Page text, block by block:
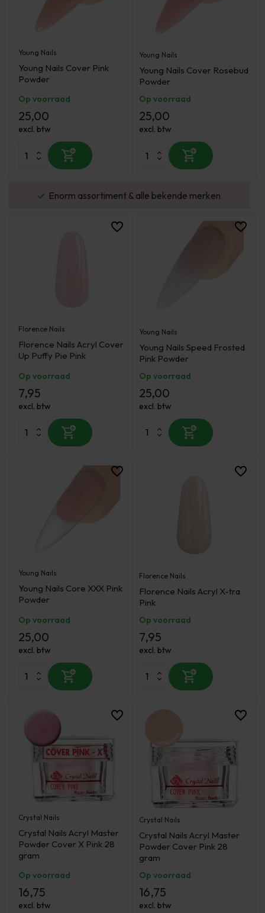
Young Nails
Young Nails Cover Pink
Powder
Op voorraad
25,00
excl. btw
Young Nails
Young Nails Cover Rosebud
Powder
Op voorraad
25,00
excl. btw
Enorm assortiment & alle bekende merken
Florence Nails
Florence Nails Acryl Cover
Up Puffy Pie Pink
Op voorraad
7,95
excl. btw
Young Nails
Young Nails Speed Frosted
Pink Powder
Op voorraad
25,00
excl. btw
Young Nails
Young Nails Core XXX Pink
Powder
Op voorraad
25,00
excl. btw
Florence Nails
Florence Nails Acryl X-tra
Pink
Op voorraad
7,95
excl. btw
Crystal Nails
Crystal Nails Acryl Master
Powder Cover X Pink 28
gram
Op voorraad
16,75
excl. btw
Crystal Nails
Crystal Nails Acryl Master
Powder Cover Pink 28
gram
Op voorraad
16,75
excl. btw